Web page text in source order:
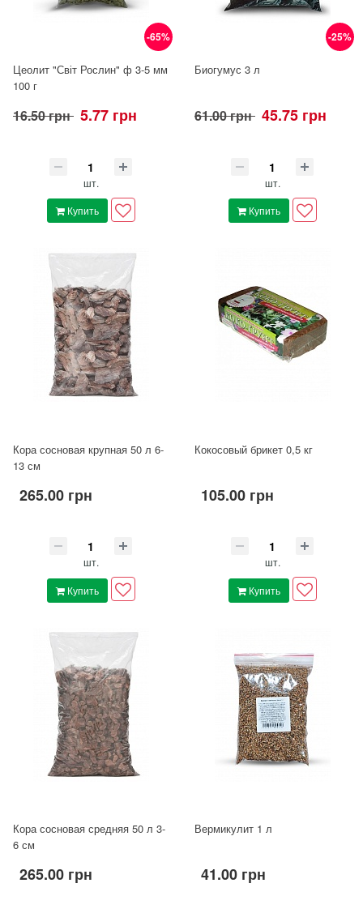
-65%
Цеолит "Світ Рослин" ф 3-5 мм
100 г
16.50 грн 5.77 грн
шт.
Купить
-25%
Биогумус 3 л
61.00 грн 45.75 грн
шт.
Купить
Кора сосновая крупная 50 л 6-
13 см
265.00 грн
шт.
Купить
Кокосовый брикет 0,5 кг
105.00 грн
шт.
Купить
Кора сосновая средняя 50 л 3-
6 см
265.00 грн
Вермикулит 1 л
41.00 грн